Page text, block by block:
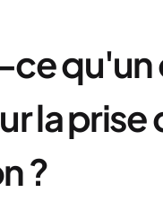
qu'un
la prise
?